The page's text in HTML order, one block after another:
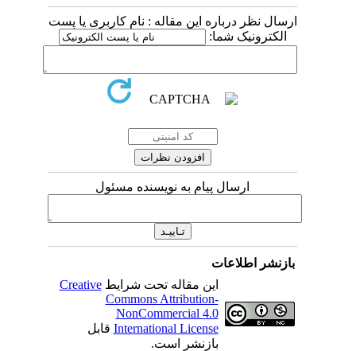
ارسال نظر درباره این مقاله : نام کاربری یا پست
الکترونیک شما:
ارسال پیام به نویسنده مسئول
بازنشر اطلاعات
این مقاله تحت شرایطCreative
Commons Attribution-
NonCommercial 4.0
International Licenseقابل
بازنشر است.